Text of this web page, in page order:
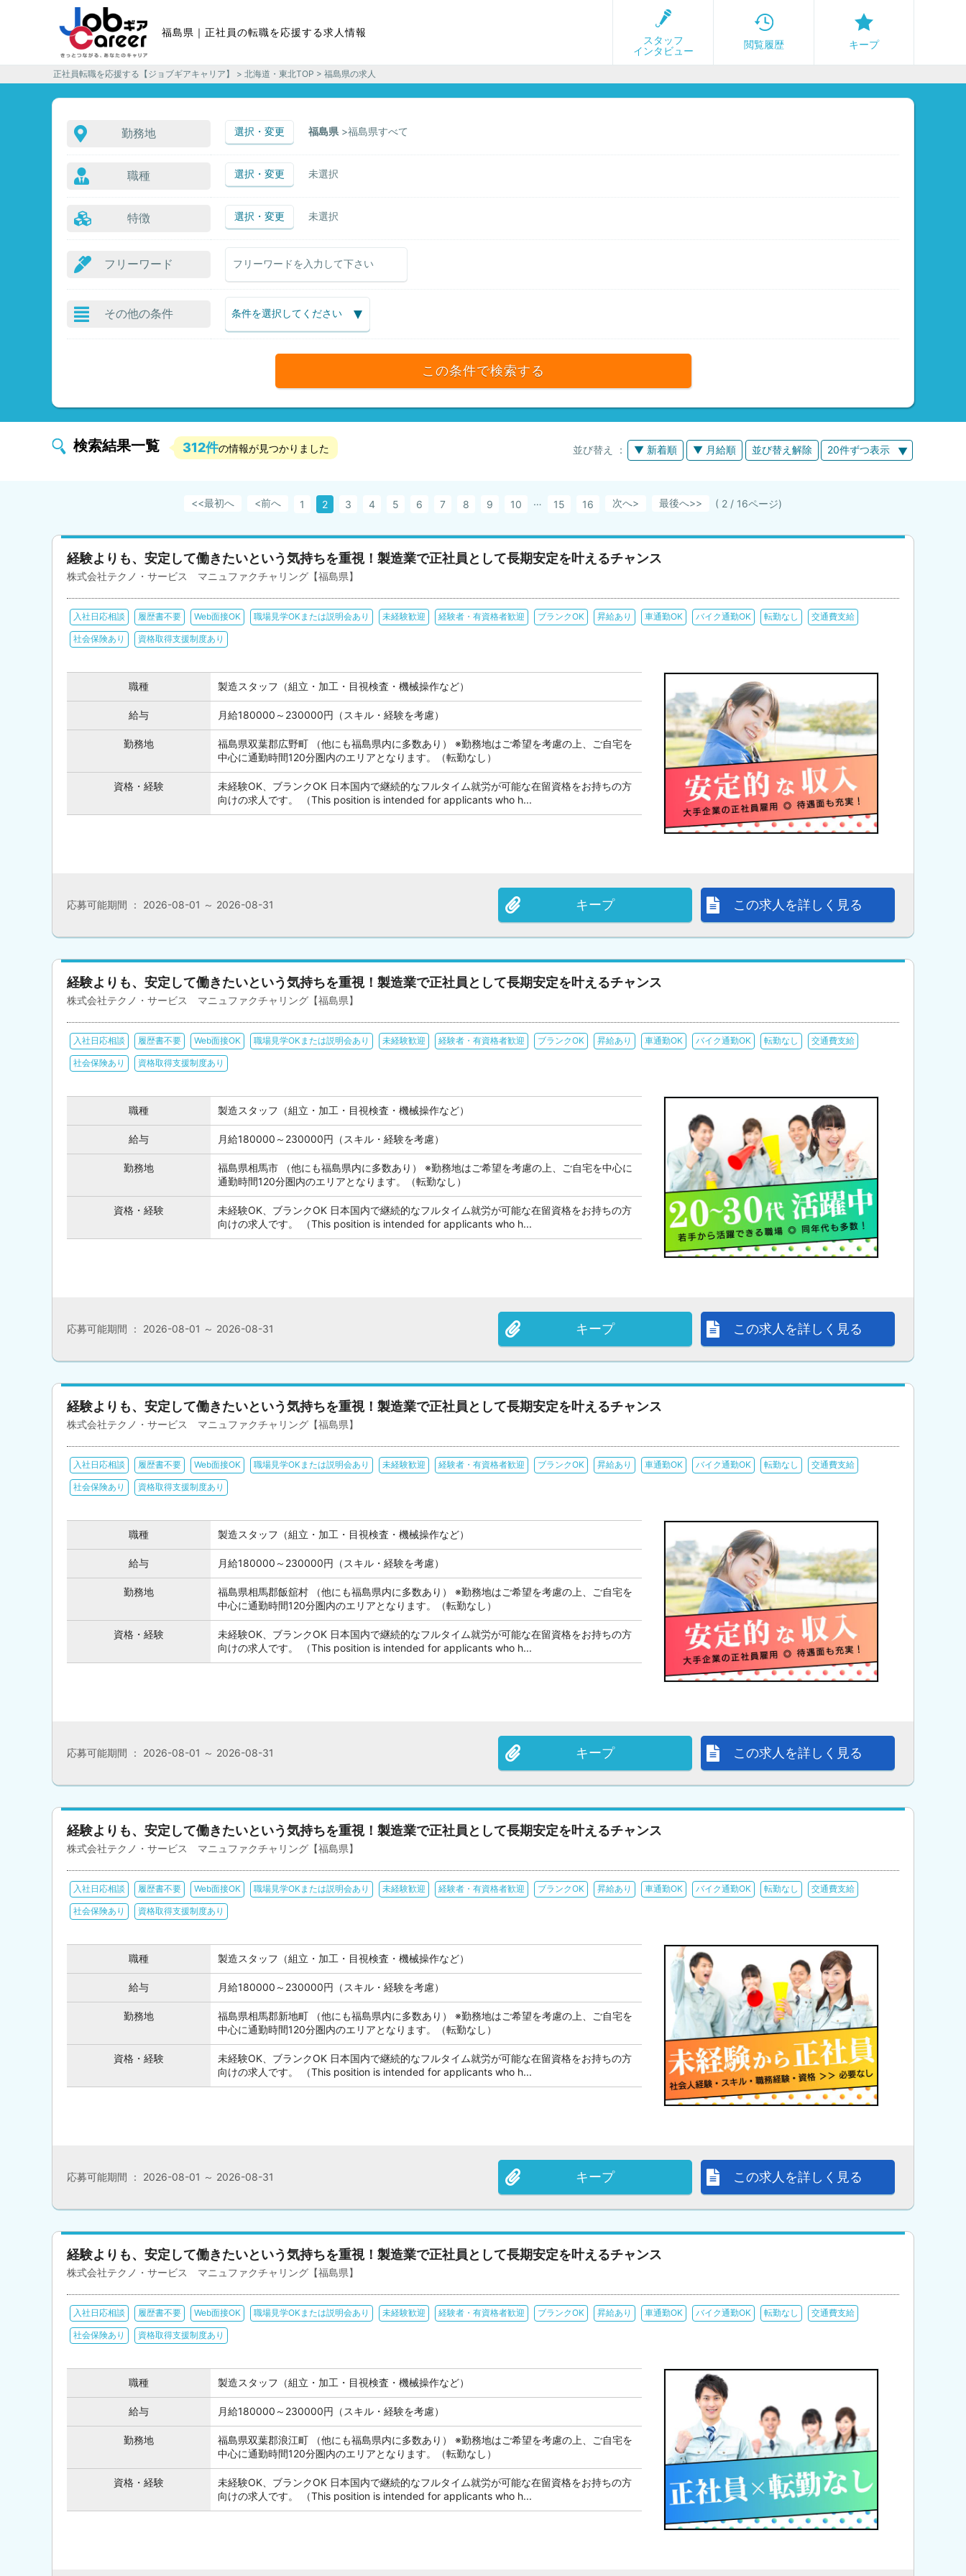
福島県｜正社員の転職を応援する求人情報
スタッフ
インタビュー
閲覧履歴 キープ
正社員転職を応援する【ジョブギアキャリア】 > 北海道・東北TOP > 福島県の求人
勤務地 選択・変更 福島県 福島県すべて
職種 選択・変更 未選択
特徴 選択・変更 未選択
フリーワード
その他の条件
この条件で検索する
検索結果一覧 312件の情報が見つかりました 20件ずつ表示
並び替え ： ▼ 新着順 ▼ 月給順 並び替え解除
最初へ <前へ 1 2 3 4 5 6 7 8 9 10 … 15 16 次へ> 最後へ ( 2 / 16ページ)
経験よりも、安定して働きたいという気持ちを重視！製造業で正社員として長期安定を叶えるチャンス
株式会社テクノ・サービス マニュファクチャリング【福島県】
入社日応相談 履歴書不要 Web面接OK 職場見学OKまたは説明会あり 未経験歓迎 経験者・有資格者歓迎 ブランクOK 昇給あり 車通勤OK バイク通勤OK 転勤なし 交通費支給
社会保険あり 資格取得支援制度あり
職種 製造スタッフ（組立・加工・目視検査・機械操作など）
給与 月給180000～230000円（スキル・経験を考慮）
勤務地
福島県双葉郡広野町 （他にも福島県内に多数あり） ※勤務地はご希望を考慮の上、ご自宅を
中心に通勤時間120分圏内のエリアとなります。（転勤なし）
資格・経験
未経験OK、ブランクOK 日本国内で継続的なフルタイム就労が可能な在留資格をお持ちの方
向けの求人です。 （This position is intended for applicants who h...
この求人を詳しく見る
キープ
応募可能期間 ： 2026-08-01 ～ 2026-08-31
経験よりも、安定して働きたいという気持ちを重視！製造業で正社員として長期安定を叶えるチャンス
株式会社テクノ・サービス マニュファクチャリング【福島県】
入社日応相談 履歴書不要 Web面接OK 職場見学OKまたは説明会あり 未経験歓迎 経験者・有資格者歓迎 ブランクOK 昇給あり 車通勤OK バイク通勤OK 転勤なし 交通費支給
社会保険あり 資格取得支援制度あり
職種 製造スタッフ（組立・加工・目視検査・機械操作など）
給与 月給180000～230000円（スキル・経験を考慮）
勤務地
福島県相馬市 （他にも福島県内に多数あり） ※勤務地はご希望を考慮の上、ご自宅を中心に
通勤時間120分圏内のエリアとなります。（転勤なし）
資格・経験
未経験OK、ブランクOK 日本国内で継続的なフルタイム就労が可能な在留資格をお持ちの方
向けの求人です。 （This position is intended for applicants who h...
この求人を詳しく見る
キープ
応募可能期間 ： 2026-08-01 ～ 2026-08-31
経験よりも、安定して働きたいという気持ちを重視！製造業で正社員として長期安定を叶えるチャンス
株式会社テクノ・サービス マニュファクチャリング【福島県】
入社日応相談 履歴書不要 Web面接OK 職場見学OKまたは説明会あり 未経験歓迎 経験者・有資格者歓迎 ブランクOK 昇給あり 車通勤OK バイク通勤OK 転勤なし 交通費支給
社会保険あり 資格取得支援制度あり
職種 製造スタッフ（組立・加工・目視検査・機械操作など）
給与 月給180000～230000円（スキル・経験を考慮）
勤務地
福島県相馬郡飯舘村 （他にも福島県内に多数あり） ※勤務地はご希望を考慮の上、ご自宅を
中心に通勤時間120分圏内のエリアとなります。（転勤なし）
資格・経験
未経験OK、ブランクOK 日本国内で継続的なフルタイム就労が可能な在留資格をお持ちの方
向けの求人です。 （This position is intended for applicants who h...
この求人を詳しく見る
キープ
応募可能期間 ： 2026-08-01 ～ 2026-08-31
経験よりも、安定して働きたいという気持ちを重視！製造業で正社員として長期安定を叶えるチャンス
株式会社テクノ・サービス マニュファクチャリング【福島県】
入社日応相談 履歴書不要 Web面接OK 職場見学OKまたは説明会あり 未経験歓迎 経験者・有資格者歓迎 ブランクOK 昇給あり 車通勤OK バイク通勤OK 転勤なし 交通費支給
社会保険あり 資格取得支援制度あり
職種 製造スタッフ（組立・加工・目視検査・機械操作など）
給与 月給180000～230000円（スキル・経験を考慮）
勤務地
福島県相馬郡新地町 （他にも福島県内に多数あり） ※勤務地はご希望を考慮の上、ご自宅を
中心に通勤時間120分圏内のエリアとなります。（転勤なし）
資格・経験
未経験OK、ブランクOK 日本国内で継続的なフルタイム就労が可能な在留資格をお持ちの方
向けの求人です。 （This position is intended for applicants who h...
この求人を詳しく見る
キープ
応募可能期間 ： 2026-08-01 ～ 2026-08-31
経験よりも、安定して働きたいという気持ちを重視！製造業で正社員として長期安定を叶えるチャンス
株式会社テクノ・サービス マニュファクチャリング【福島県】
入社日応相談 履歴書不要 Web面接OK 職場見学OKまたは説明会あり 未経験歓迎 経験者・有資格者歓迎 ブランクOK 昇給あり 車通勤OK バイク通勤OK 転勤なし 交通費支給
社会保険あり 資格取得支援制度あり
職種 製造スタッフ（組立・加工・目視検査・機械操作など）
給与 月給180000～230000円（スキル・経験を考慮）
勤務地
福島県双葉郡浪江町 （他にも福島県内に多数あり） ※勤務地はご希望を考慮の上、ご自宅を
中心に通勤時間120分圏内のエリアとなります。（転勤なし）
資格・経験
未経験OK、ブランクOK 日本国内で継続的なフルタイム就労が可能な在留資格をお持ちの方
向けの求人です。 （This position is intended for applicants who h...